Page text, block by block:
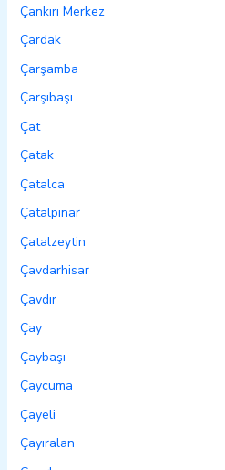
Çankırı Merkez
Çardak
Çarşamba
Çarşıbaşı
Çat
Çatak
Çatalca
Çatalpınar
Çatalzeytin
Çavdarhisar
Çavdır
Çay
Çaybaşı
Çaycuma
Çayeli
Çayıralan